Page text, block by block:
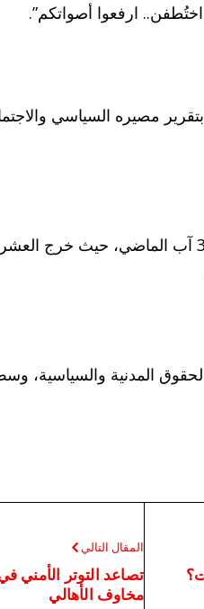
اختُطفن.. ارفعوا أصواتكم”.
مصيره السياسي
وتأتي هذه الوقفة بعد مظاهرة واسعة شهدتها مدينة
المدنية والسياسية،
المقال التالي
تصاعد التوتر الأمني
مخاوف الأهالي